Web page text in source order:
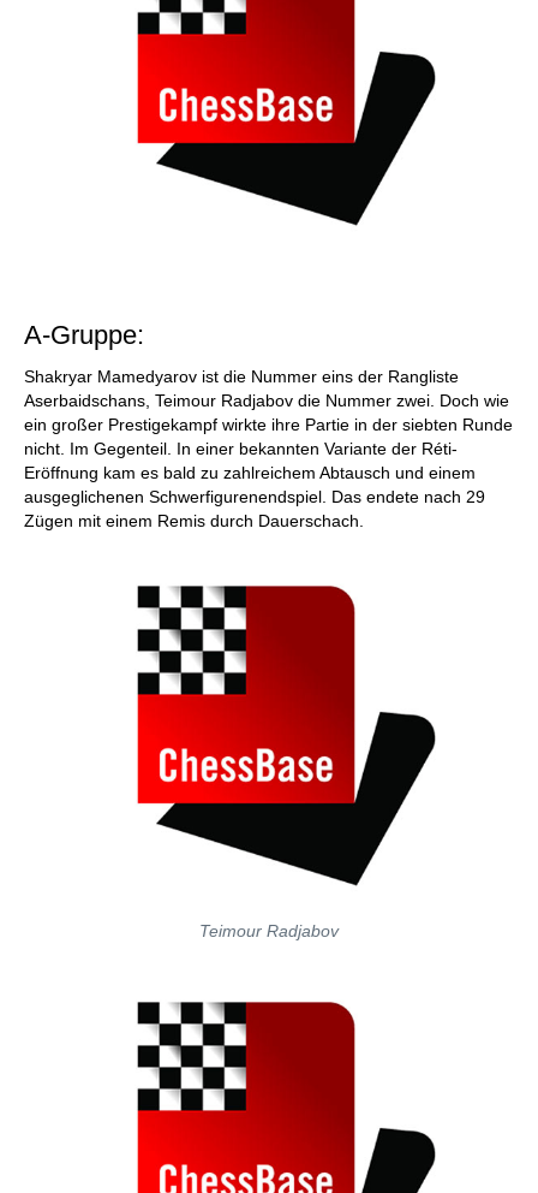
A-Gruppe:
Shakryar Mamedyarov ist die Nummer eins der Rangliste
Aserbaidschans, Teimour Radjabov die Nummer zwei. Doch wie
ein großer Prestigekampf wirkte ihre Partie in der siebten Runde
nicht. Im Gegenteil. In einer bekannten Variante der Réti-
Eröffnung kam es bald zu zahlreichem Abtausch und einem
ausgeglichenen Schwerfigurenendspiel. Das endete nach 29
Zügen mit einem Remis durch Dauerschach.
Teimour Radjabov